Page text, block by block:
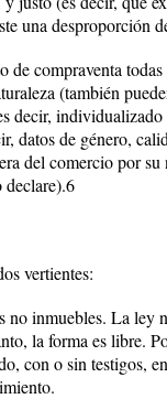
una desproporción
de compraventa
(también
decir,
datos de género,
del comercio por
vertientes:
no inmuebles. La ley
la forma es libre.
con o sin testigos,